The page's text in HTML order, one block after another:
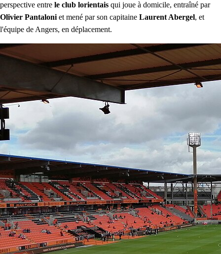
perspective entre le club lorientais qui joue à domicile, entraîné par
Olivier Pantaloni et mené par son capitaine Laurent Abergel, et
l'équipe de Angers, en déplacement.